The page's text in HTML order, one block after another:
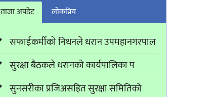
ताजा अपडेट लाेकप्रिय
सफाईकर्मीको निधनले धरान उपमहानगरपाल
सुरक्षा बैठकले धरानको कार्यपालिका प
सुनसरीका प्रजिअसहित सुरक्षा समितिको